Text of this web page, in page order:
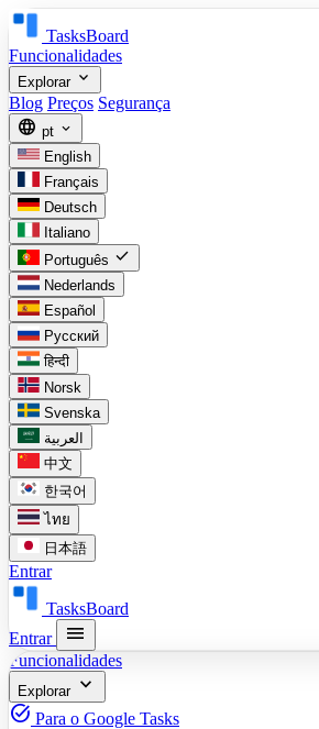
TasksBoard
Funcionalidades
Explorar expand_more
Blog Preços Segurança
language pt expand_more
English
Français
Deutsch
Italiano
Português check
Nederlands
Español
Русский
हिन्दी
Norsk
Svenska
العربية
中文
한국어
ไทย
日本語
Entrar
TasksBoard
Entrar
menu
Funcionalidades
Explorar expand_more
task_alt Para o Google Tasks